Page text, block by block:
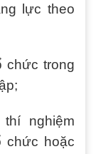
lực theo
chức trong
nghiệm
chức hoặc